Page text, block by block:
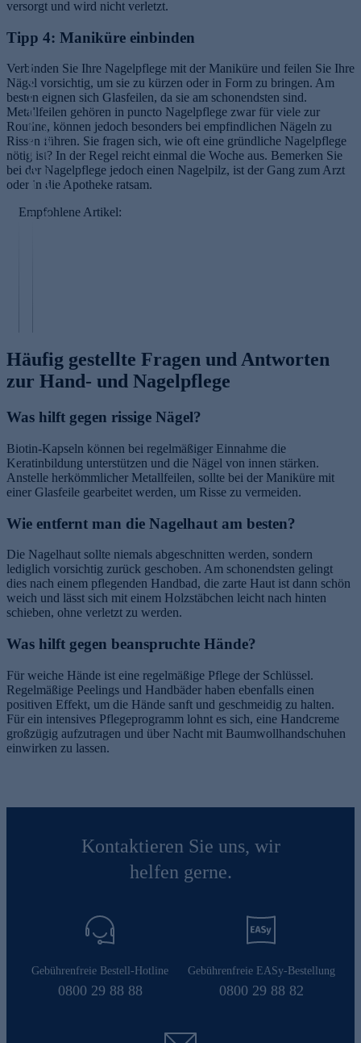
versorgt und wird nicht verletzt.
Tipp 4: Maniküre einbinden
Verbinden Sie Ihre Nagelpflege mit der Maniküre und feilen Sie Ihre
Nägel vorsichtig, um sie zu kürzen oder in Form zu bringen. Am
besten eignen sich Glasfeilen, da sie am schonendsten sind.
Metallfeilen gehören in puncto Nagelpflege zwar für viele zur
Routine, können jedoch besonders bei empfindlichen Nägeln zu
Rissen führen. Sie fragen sich, wie oft eine gründliche Nagelpflege
nötig ist? In der Regel reicht einmal die Woche aus. Bemerken Sie
bei der Nagelpflege jedoch einen Nagelpilz, ist der Gang zum Arzt
oder in die Apotheke ratsam.
Empfohlene Artikel:
i
p
s
f
ü
r
d
ie
A
u
e
7
A
n
ti
A
n
Häufig gestellte Fragen und Antworten
zur Hand- und Nagelpflege
Was hilft gegen rissige Nägel?
Biotin-Kapseln können bei regelmäßiger Einnahme die
Keratinbildung unterstützen und die Nägel von innen stärken.
Anstelle herkömmlicher Metallfeilen, sollte bei der Maniküre mit
einer Glasfeile gearbeitet werden, um Risse zu vermeiden.
Wie entfernt man die Nagelhaut am besten?
Die Nagelhaut sollte niemals abgeschnitten werden, sondern
lediglich vorsichtig zurück geschoben. Am schonendsten gelingt
dies nach einem pflegenden Handbad, die zarte Haut ist dann schön
weich und lässt sich mit einem Holzstäbchen leicht nach hinten
schieben, ohne verletzt zu werden.
Was hilft gegen beanspruchte Hände?
Für weiche Hände ist eine regelmäßige Pflege der Schlüssel.
Regelmäßige Peelings und Handbäder haben ebenfalls einen
positiven Effekt, um die Hände sanft und geschmeidig zu halten.
Für ein intensives Pflegeprogramm lohnt es sich, eine Handcreme
großzügig aufzutragen und über Nacht mit Baumwollhandschuhen
einwirken zu lassen.
Kontaktieren Sie uns, wir
helfen gerne.
Gebührenfreie Bestell-Hotline
0800 29 88 88
Gebührenfreie EASy-Bestellung
0800 29 88 82